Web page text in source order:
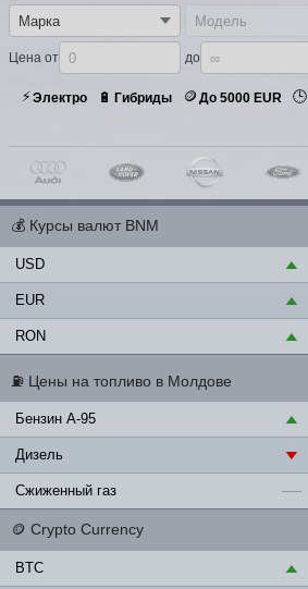
Цена от до
⚡Электро 🔋 Гибриды 🪙 До 5000 EUR 🕒
💰 Курсы валют BNM
USD ▲
EUR ▲
RON ▲
⛽ Цены на топливо в Молдове
Бензин A-95 ▲
Дизель ▼
Сжиженный газ —
🪙 Crypto Currency
BTC ▲